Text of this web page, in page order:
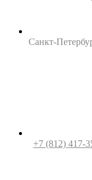
Санкт-
+7 (812) 417-